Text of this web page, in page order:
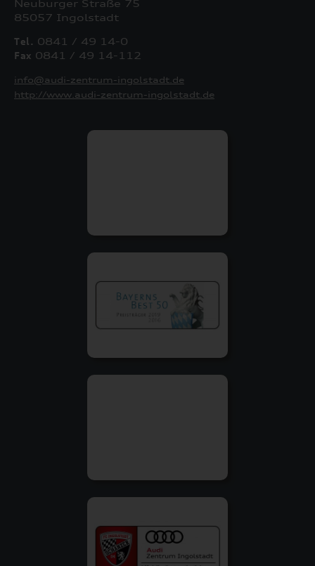
Neuburger Straße 75
85057 Ingolstadt
Tel. 0841 / 49 14-0
Fax 0841 / 49 14-112
info@audi-zentrum-ingolstadt.de
http://www.audi-zentrum-ingolstadt.de